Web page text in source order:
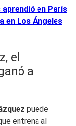
aprendió en París
en Los Ángeles
el
a
puede
entrena al